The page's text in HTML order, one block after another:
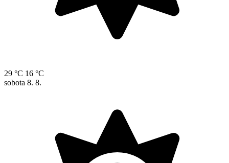
29 °C 16 °C
sobota 8. 8.